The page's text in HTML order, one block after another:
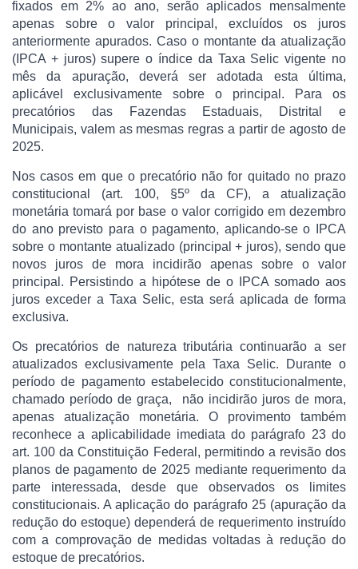
fixados em 2% ao ano, serão aplicados mensalmente
apenas sobre o valor principal, excluídos os juros
anteriormente apurados. Caso o montante da atualização
(IPCA + juros) supere o índice da Taxa Selic vigente no
mês da apuração, deverá ser adotada esta última,
aplicável exclusivamente sobre o principal. Para os
precatórios das Fazendas Estaduais, Distrital e
Municipais, valem as mesmas regras a partir de agosto de
2025.
Nos casos em que o precatório não for quitado no prazo
constitucional (art. 100, §5º da CF), a atualização
monetária tomará por base o valor corrigido em dezembro
do ano previsto para o pagamento, aplicando-se o IPCA
sobre o montante atualizado (principal + juros), sendo que
novos juros de mora incidirão apenas sobre o valor
principal. Persistindo a hipótese de o IPCA somado aos
juros exceder a Taxa Selic, esta será aplicada de forma
exclusiva.
Os precatórios de natureza tributária continuarão a ser
atualizados exclusivamente pela Taxa Selic. Durante o
período de pagamento estabelecido constitucionalmente,
chamado período de graça, não incidirão juros de mora,
apenas atualização monetária. O provimento também
reconhece a aplicabilidade imediata do parágrafo 23 do
art. 100 da Constituição Federal, permitindo a revisão dos
planos de pagamento de 2025 mediante requerimento da
parte interessada, desde que observados os limites
constitucionais. A aplicação do parágrafo 25 (apuração da
redução do estoque) dependerá de requerimento instruído
com a comprovação de medidas voltadas à redução do
estoque de precatórios.